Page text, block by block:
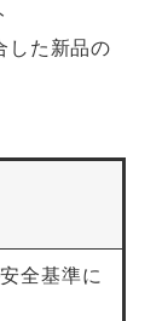
した新品の
全基準に